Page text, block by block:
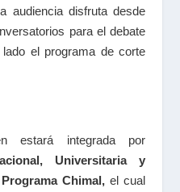
audiencia disfruta desde
para el debate
el programa de corte
estará integrada por
Universitaria y
Programa Chimal,el cual